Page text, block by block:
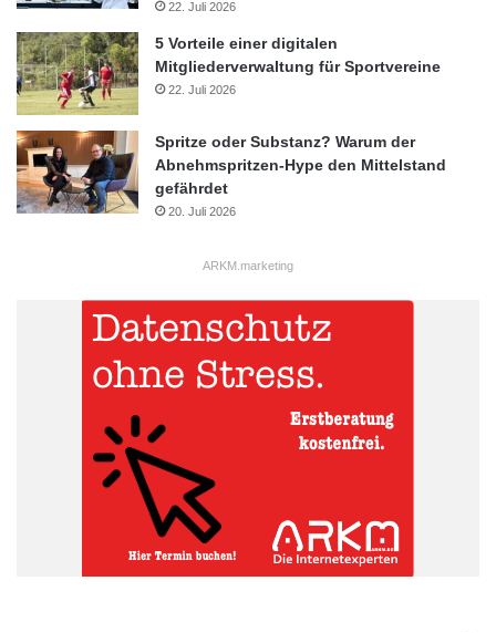
22. Juli 2026
5 Vorteile einer digitalen
Mitgliederverwaltung für Sportvereine
22. Juli 2026
Spritze oder Substanz? Warum der
Abnehmspritzen-Hype den Mittelstand
gefährdet
20. Juli 2026
ARKM.marketing